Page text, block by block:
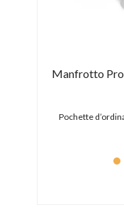
Manfrotto Pro
Pochette